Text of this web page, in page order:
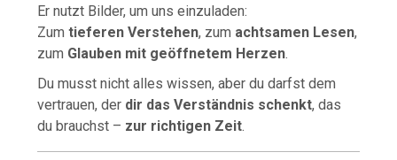
Er nutzt Bilder, um uns einzuladen:
Zumtieferen Verstehen, zum achtsamen Lesen,
zum Glauben mit geöffnetem Herzen.
Du musst nicht alles wissen, aber du darfst dem
vertrauen, der dir das Verständnis schenkt, das
du brauchst – zur richtigen Zeit.